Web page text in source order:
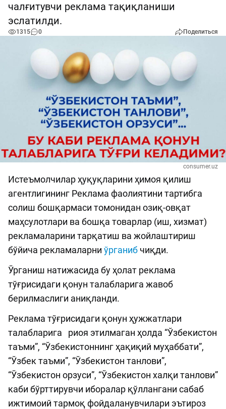
чалғитувчи реклама тақиқланиши
эслатилди.
1315 0 Поделиться
consumer.uz
Истеъмолчилар ҳуқуқларини ҳимоя қилиш
агентлигининг Реклама фаолиятини тартибга
солиш бошқармаси томонидан озиқ-овқат
маҳсулотлари ва бошқа товарлар (иш, хизмат)
рекламаларини тарқатиш ва жойлаштириш
бўйича рекламаларни ўрганиб чиқди.
Ўрганиш натижасида бу ҳолат реклама
тўғрисидаги қонун талабларига жавоб
берилмаслиги аниқланди.
Реклама тўғрисидаги қонун ҳужжатлари
талабларига риоя этилмаган ҳолда “Ўзбекистон
таъми”, “Ўзбекистоннинг ҳақиқий муҳаббати”,
“Ўзбек таъми”, “Ўзбекистон танлови”,
“Ўзбекистон орзуси”, “Ўзбекистон халқи танлови”
каби бўрттирувчи иборалар қўллангани сабаб
ижтимоий тармоқ фойдаланувчилари эътироз